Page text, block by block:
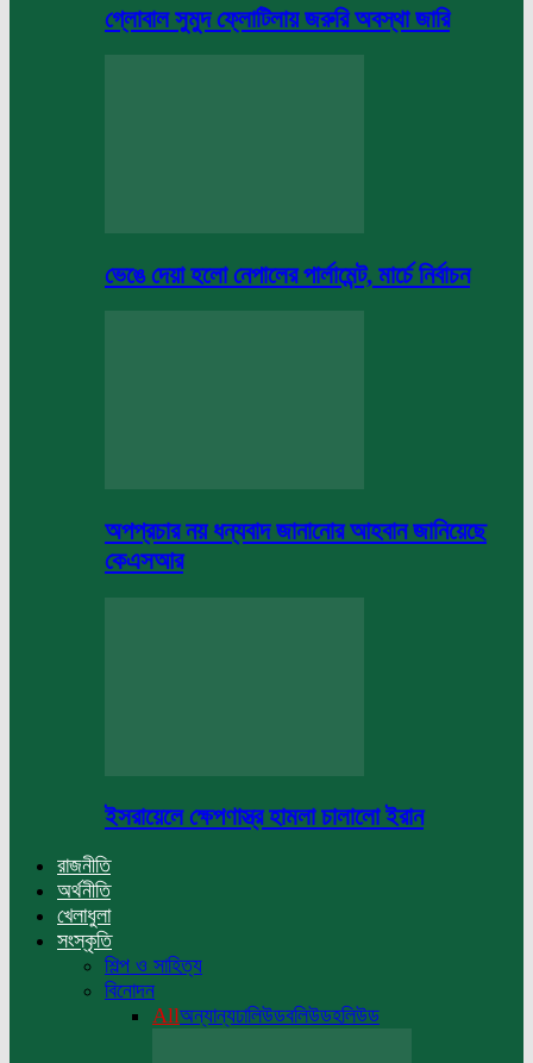
গ্লোবাল সুমুদ ফ্লোটিলায় জরুরি অবস্থা জারি
ভেঙে দেয়া হলো নেপালের পার্লামেন্ট, মার্চে নির্বাচন
অপপ্রচার নয় ধন্যবাদ জানানোর আহবান জানিয়েছে
কেএসআর
ইসরায়েলে ক্ষেপণাস্ত্র হামলা চালালো ইরান
রাজনীতি
অর্থনীতি
খেলাধুলা
সংস্কৃতি
শিল্প ও সাহিত্য
বিনোদন
Allঅন্যান্যঢালিউডবলিউডহলিউড